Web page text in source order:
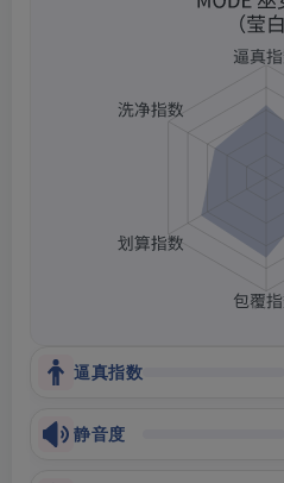
逼真指数
静音度